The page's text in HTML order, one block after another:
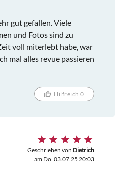
gut gefallen. Viele
und Fotos sind zu
voll miterlebt habe, war
mal alles revue passieren
Hilfreich 0
Geschrieben von Dietrich
am Do. 03.07.25 20:03